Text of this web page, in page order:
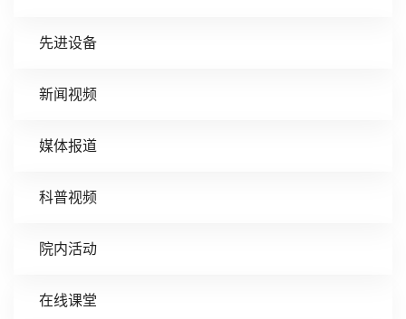
先进设备
新闻视频
媒体报道
科普视频
院内活动
在线课堂